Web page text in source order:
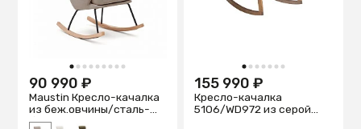
1 2 3 4 5 6 7 8 9
90 990 ₽
Maustin Кресло-качалка
из беж.овчины/сталь-
бук
1 2 3 4 5 6 7
155 990 ₽
Кресло-качалка
5106/WD972 из серой